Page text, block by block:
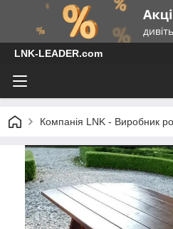
LNK-LEADER.com
Компанія LNK - Виробник